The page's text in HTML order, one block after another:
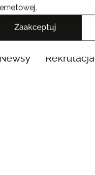
Zaakceptuj
Artystyczne
Newsy Rekrutacja